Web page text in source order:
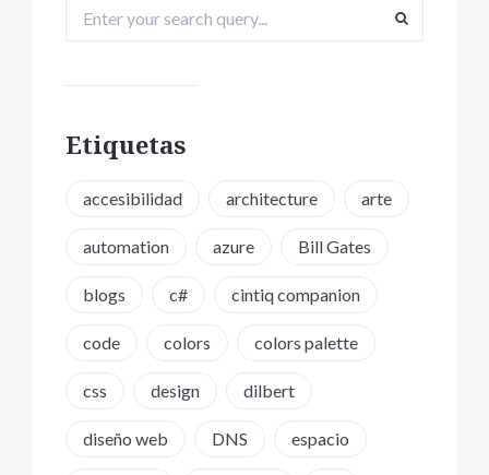
Etiquetas
accesibilidad architecture arte
automation azure Bill Gates
blogs c# cintiq companion
code colors colors palette
css design dilbert
diseño web DNS espacio